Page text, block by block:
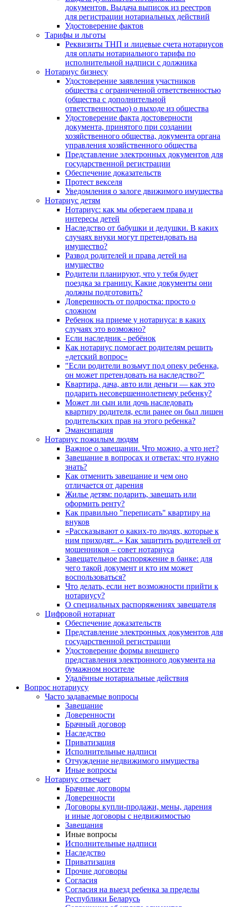
документов. Выдача выписок из реестров
для регистрации нотариальных действий
Удостоверение фактов
Тарифы и льготы
Реквизиты ТНП и лицевые счета нотариусов
для оплаты нотариального тарифа по
исполнительной надписи с должника
Нотариус бизнесу
Удостоверение заявления участников
общества с ограниченной ответственностью
(общества с дополнительной
ответственностью) о выходе из общества
Удостоверение факта достоверности
документа, принятого при создании
хозяйственного общества, документа органа
управления хозяйственного общества
Представление электронных документов для
государственной регистрации
Обеспечение доказательств
Протест векселя
Уведомления о залоге движимого имущества
Нотариус детям
Нотариус: как мы оберегаем права и
интересы детей
Наследство от бабушки и дедушки. В каких
случаях внуки могут претендовать на
имущество?
Развод родителей и права детей на
имущество
Родители планируют, что у тебя будет
поездка за границу. Какие документы они
должны подготовить?
Доверенность от подростка: просто о
сложном
Ребенок на приеме у нотариуса: в каких
случаях это возможно?
Если наследник - ребёнок
Как нотариус помогает родителям решить
«детский вопрос»
"Если родители возьмут под опеку ребенка,
он может претендовать на наследство?"
Квартира, дача, авто или деньги — как это
подарить несовершеннолетнему ребенку?
Может ли сын или дочь наследовать
квартиру родителя, если ранее он был лишен
родительских прав на этого ребенка?
Эмансипация
Нотариус пожилым людям
Важное о завещании. Что можно, а что нет?
Завещание в вопросах и ответах: что нужно
знать?
Как отменить завещание и чем оно
отличается от дарения
Жилье детям: подарить, завещать или
оформить ренту?
Как правильно "переписать" квартиру на
внуков
«Рассказывают о каких-то людях, которые к
ним приходят...» Как защитить родителей от
мошенников – совет нотариуса
Завещательное распоряжение в банке: для
чего такой документ и кто им может
воспользоваться?
Что делать, если нет возможности прийти к
нотариусу?
О специальных распоряжениях завещателя
Цифровой нотариат
Обеспечение доказательств
Представление электронных документов для
государственной регистрации
Удостоверение формы внешнего
представления электронного документа на
бумажном носителе
Удалённые нотариальные действия
Вопрос нотариусу
Часто задаваемые вопросы
Завещание
Доверенности
Брачный договор
Наследство
Приватизация
Исполнительные надписи
Отчуждение недвижимого имущества
Иные вопросы
Нотариус отвечает
Брачные договоры
Доверенности
Договоры купли-продажи, мены, дарения
и иные договоры с недвижимостью
Завещания
Иные вопросы
Исполнительные надписи
Наследство
Приватизация
Прочие договоры
Согласия
Согласия на выезд ребенка за пределы
Республики Беларусь